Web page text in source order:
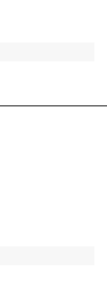
者・同乗者を守
ョナーシートベ